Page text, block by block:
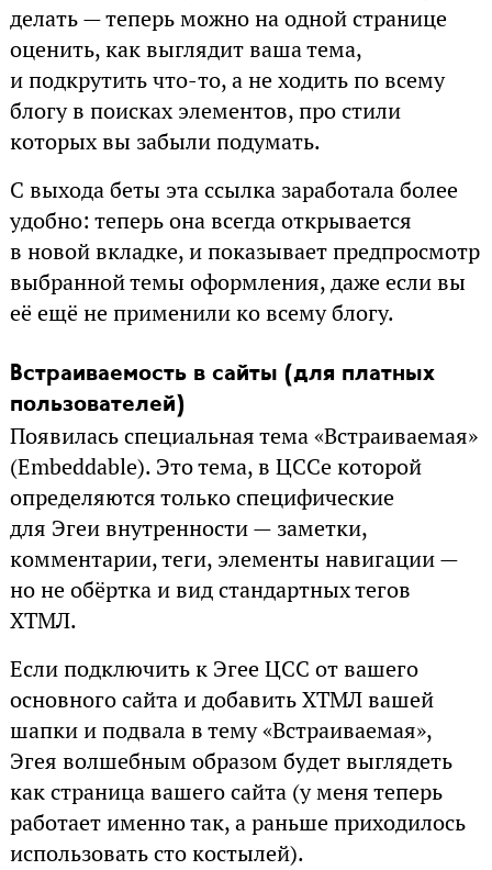
делать — теперь можно на одной странице
оценить, как выглядит ваша тема,
и подкрутить что-то, а не ходить по всему
блогу в поисках элементов, про стили
которых вы забыли подумать.
С выхода беты эта ссылка заработала более
удобно: теперь она всегда открывается
в новой вкладке, и показывает предпросмотр
выбранной темы оформления, даже если вы
её ещё не применили ко всему блогу.
Встраиваемость в сайты (для платных
пользователей)
Появилась специальная тема «Встраиваемая»
(Embeddable). Это тема, в ЦССе которой
определяются только специфические
для Эгеи внутренности — заметки,
комментарии, теги, элементы навигации —
но не обёртка и вид стандартных тегов
ХТМЛ.
Если подключить к Эгее ЦСС от вашего
основного сайта и добавить ХТМЛ вашей
шапки и подвала в тему «Встраиваемая»,
Эгея волшебным образом будет выглядеть
как страница вашего сайта (у меня теперь
работает именно так, а раньше приходилось
использовать сто костылей).